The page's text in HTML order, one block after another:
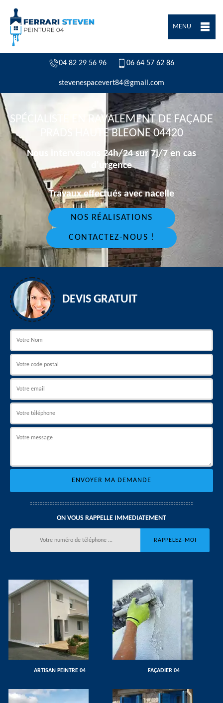
MENU
04 82 29 56 96 06 64 57 62 86
stevenespacevert84@gmail.com
SPÉCIALISTE EN RAVALEMENT DE FAÇADE
PRADS HAUTE BLEONE 04420
Nous intervenons 24h/24 sur 7j/7 en cas
d'urgence
Travaux effectués avec nacelle
NOS RÉALISATIONS
CONTACTEZ-NOUS !
DEVIS GRATUIT
ON VOUS RAPPELLE IMMEDIATEMENT
ARTISAN PEINTRE 04 FAÇADIER 04